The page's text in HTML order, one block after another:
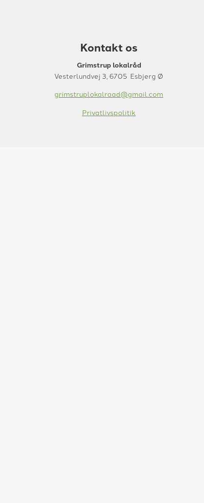
Kontakt os
Grimstrup lokalråd
Vesterlundvej 3, 6705 Esbjerg Ø
grimstruplokalraad@gmail.com
Privatlivspolitik